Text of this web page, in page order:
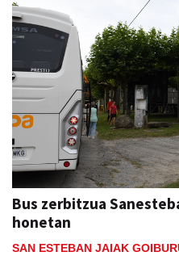
Bus zerbitzua
honetan
SAN ESTEBAN JAIAK